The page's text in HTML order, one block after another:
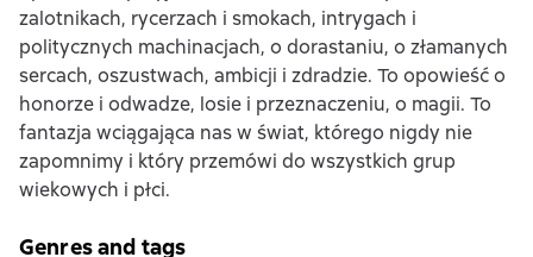
zalotnikach, rycerzach i smokach, intrygach i
politycznych machinacjach, o dorastaniu, o złamanych
sercach, oszustwach, ambicji i zdradzie. To opowieść o
honorze i odwadze, losie i przeznaczeniu, o magii. To
fantazja wciągająca nas w świat, którego nigdy nie
zapomnimy i który przemówi do wszystkich grup
wiekowych i płci.
Genres and tags